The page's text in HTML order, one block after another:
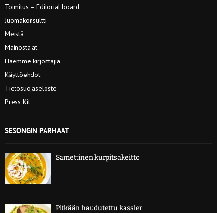
Toimitus – Editorial board
Juomakonsultti
Meistä
Mainostajat
Haemme kirjoittajia
Käyttöehdot
Tietosuojaseloste
Press Kit
SESONGIN PARHAAT
Samettinen kurpitsakeitto
Pitkään haudutettu kassler